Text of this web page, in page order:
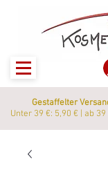
Gestaffelter
Unter 39 €: 5,90 € | ab